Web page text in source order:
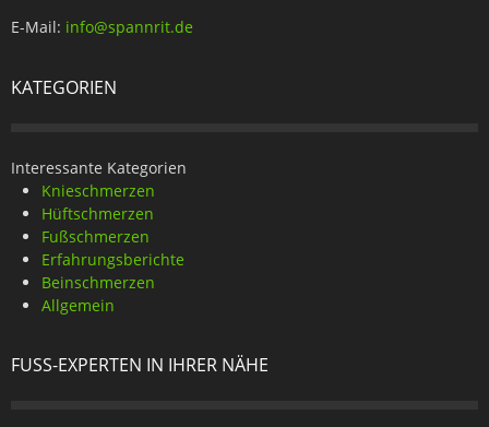
E-Mail: info@spannrit.de
KATEGORIEN
Interessante Kategorien
Knieschmerzen
Hüftschmerzen
Fußschmerzen
Erfahrungsberichte
Beinschmerzen
Allgemein
FUSS-EXPERTEN IN IHRER NÄHE